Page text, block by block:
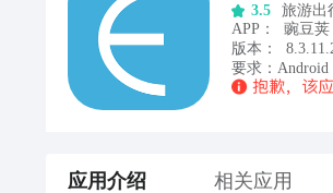
3.5
旅游出
APP ： 豌豆荚
版本：
要求： Android
应用介绍 相关应用